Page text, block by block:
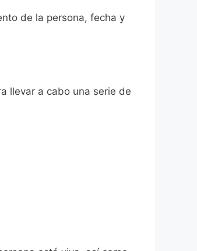
de la persona, fecha y
llevar a cabo una serie de